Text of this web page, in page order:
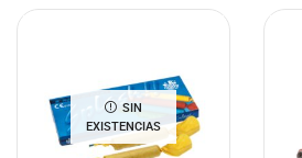
SIN
EXISTENCIAS